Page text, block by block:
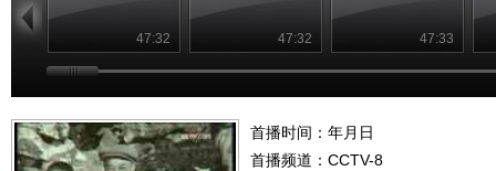
47:32 47:32 47:33
首播时间：年月日
首播频道： CCTV-8